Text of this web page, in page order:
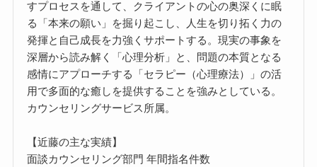
すプロセスを通して、クライアントの心の奥深くに眠
る「本来の願い」を掘り起こし、人生を切り拓く力の
発揮と自己成長を力強くサポートする。現実の事象を
深層から読み解く「心理分析」と、問題の本質となる
感情にアプローチする「セラピー（心理療法）」の活
用で多面的な癒しを提供することを強みとしている。
カウンセリングサービス所属。
【近藤の主な実績】
面談カウンセリング部門 年間指名件数